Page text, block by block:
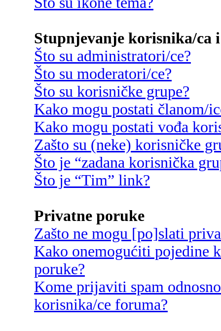
Stupnjevanje korisnika/ca
Što su administratori/ce?
Što su moderatori/ce?
Što su korisničke grupe?
Kako mogu postati članom/
Kako mogu postati vođa
Zašto su (neke) korisničke
Što je “zadana korisnička
Što je “Tim” link?
Privatne poruke
Zašto ne mogu [po]slati
Kako onemogućiti pojedine
poruke?
Kome prijaviti spam
korisnika/ce foruma?